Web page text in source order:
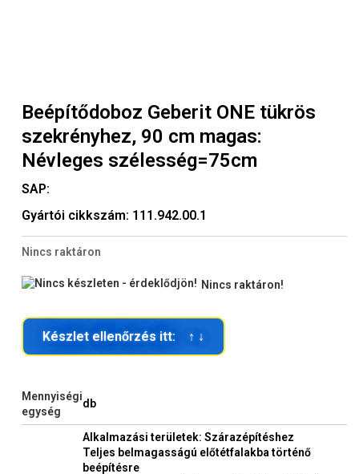
Beépítődoboz Geberit ONE tükrös
szekrényhez, 90 cm magas:
Névleges szélesség=75cm
SAP:
Gyártói cikkszám: 111.942.00.1
Nincs raktáron
Nincs raktáron!
Készlet ellenőrzés itt: ↑ ↓
Mennyiségi
egység
db
Alkalmazási területek: Szárazépítéshez
Teljes belmagasságú előtétfalakba történő
beépítésre